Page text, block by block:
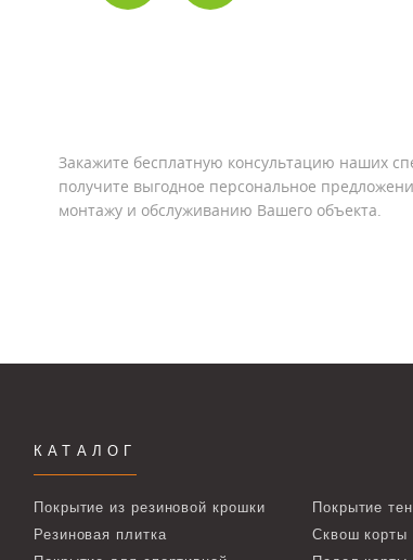
Закажите бесплатную консультацию наших
получите выгодное персональное
монтажу и обслуживанию Вашего объекта.
КАТАЛОГ
Покрытие из резиновой крошки
Резиновая плитка
Покрытие
Сквош корты